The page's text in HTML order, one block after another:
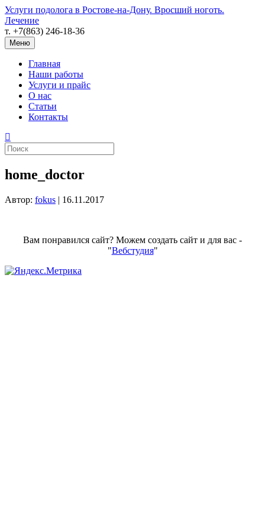
Услуги подолога в Ростове-на-Дону. Вросший ноготь.
Лечение
т. +7(863) 246-18-36
Меню
Главная
Наши работы
Услуги и прайс
О нас
Статьи
Контакты
home_doctor
Автор: fokus | 16.11.2017
Вам понравился сайт? Можем создать сайт и для вас -
"Вебстудия"